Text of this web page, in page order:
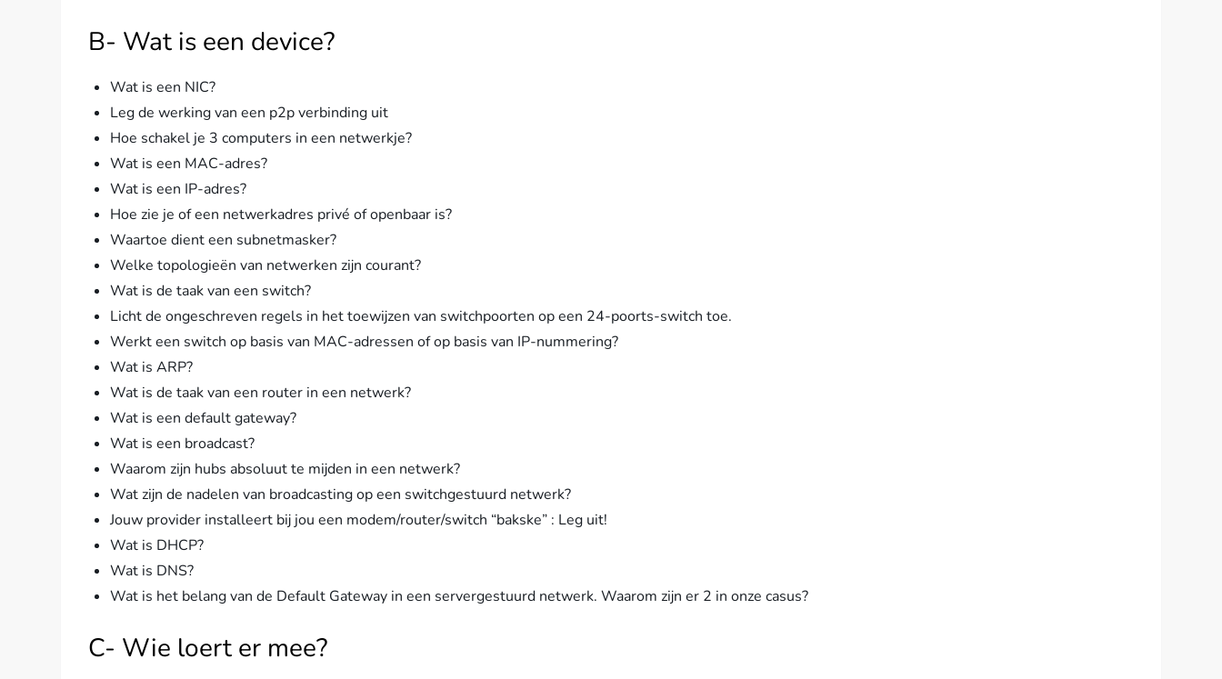
B- Wat is een device?
Wat is een NIC?
Leg de werking van een p2p verbinding uit
Hoe schakel je 3 computers in een netwerkje?
Wat is een MAC-adres?
Wat is een IP-adres?
Hoe zie je of een netwerkadres privé of openbaar is?
Waartoe dient een subnetmasker?
Welke topologieën van netwerken zijn courant?
Wat is de taak van een switch?
Licht de ongeschreven regels in het toewijzen van switchpoorten op een 24-poorts-switch toe.
Werkt een switch op basis van MAC-adressen of op basis van IP-nummering?
Wat is ARP?
Wat is de taak van een router in een netwerk?
Wat is een default gateway?
Wat is een broadcast?
Waarom zijn hubs absoluut te mijden in een netwerk?
Wat zijn de nadelen van broadcasting op een switchgestuurd netwerk?
Jouw provider installeert bij jou een modem/router/switch “bakske” : Leg uit!
Wat is DHCP?
Wat is DNS?
Wat is het belang van de Default Gateway in een servergestuurd netwerk. Waarom zijn er 2 in onze casus?
C- Wie loert er mee?